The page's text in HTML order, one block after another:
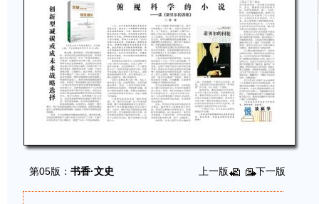
第05版：书香·文史 上一版 下一版